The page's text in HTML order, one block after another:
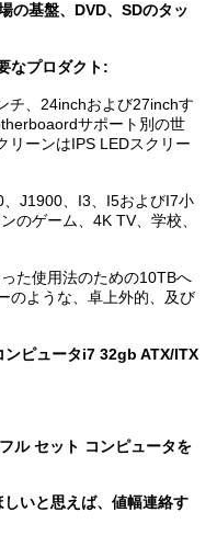
の基盤、DVD、SDのタッ
なプロダクト:
チ、24inchおよび27inchす
サポート別の世
リーンはIPS LEDスクリー
J1900、I3、I5およびI7小
のゲーム、4K TV、学校、
た使用法のための10TBへ
のような、卓上外的、及び
ピュータi7 32gb ATX/ITX
ル セット コンピュータを
いと思えば、値幅連絡す